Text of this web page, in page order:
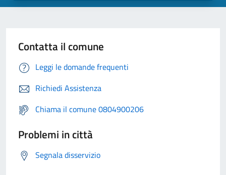
Contatta il comune
Leggi le domande frequenti
Richiedi Assistenza
Chiama il comune 0804900206
Problemi in città
Segnala disservizio